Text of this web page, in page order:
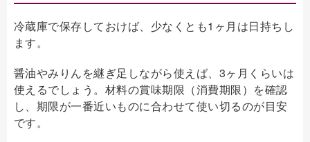
冷蔵庫で保存しておけば、少なくとも1ヶ月は日持ちし
ます。
醤油やみりんを継ぎ足しながら使えば、3ヶ月くらいは
使えるでしょう。材料の賞味期限（消費期限）を確認
し、期限が一番近いものに合わせて使い切るのが目安
です。